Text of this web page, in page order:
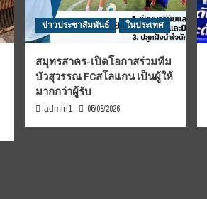
ข่าวประชาสัมพันธ์ ในประเทศ
สมุทรสาคร-เปิดโอกาสร่วมทีม
บัวสุวรรณ FCสโลแกน เป็นผู้ให้
มากกว่าผู้รับ
admin1 05/08/2026